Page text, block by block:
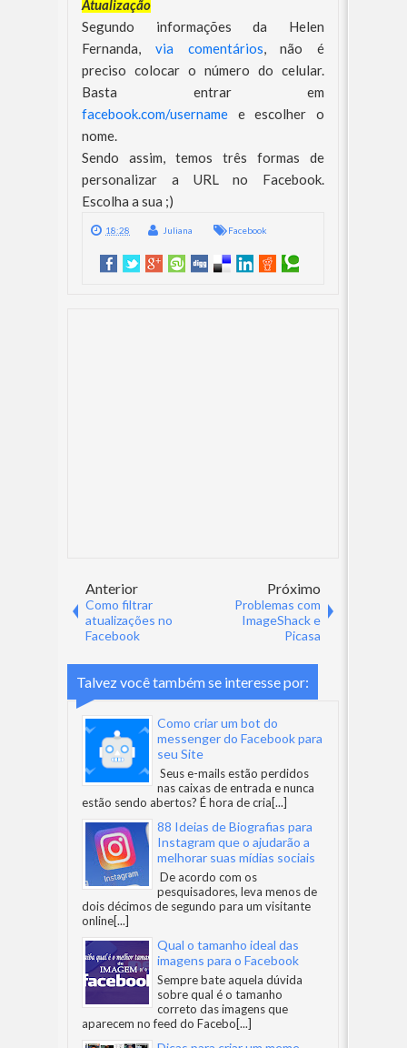
Atualização
Segundo informações da Helen
Fernanda, via comentários, não é
preciso colocar o número do celular.
Basta entrar em
facebook.com/username e escolher o
nome.
Sendo assim, temos três formas de
personalizar a URL no Facebook.
Escolha a sua ;)
18:28 Juliana Facebook
Anterior
Como filtrar
atualizações no
Facebook
Próximo
Problemas com
ImageShack e
Picasa
Talvez você também se interesse por:
Como criar um bot do
messenger do Facebook para
seu Site
Seus e-mails estão perdidos
nas caixas de entrada e nunca
estão sendo abertos? É hora de cria[...]
88 Ideias de Biografias para
Instagram que o ajudarão a
melhorar suas mídias sociais
De acordo com os
pesquisadores, leva menos de
dois décimos de segundo para um visitante
online[...]
Qual o tamanho ideal das
imagens para o Facebook
Sempre bate aquela dúvida
sobre qual é o tamanho
correto das imagens que
aparecem no feed do Facebo[...]